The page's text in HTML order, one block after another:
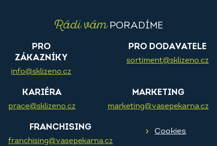
Rádi vámPORADÍME
PRO
ZÁKAZNÍKY
info@sklizeno.cz
PRO DODAVATELE
sortiment@sklizeno.cz
KARIÉRA
prace@sklizeno.cz
MARKETING
marketing@vasepekarna.cz
FRANCHISING
franchising@vasepekarna.cz
Cookies